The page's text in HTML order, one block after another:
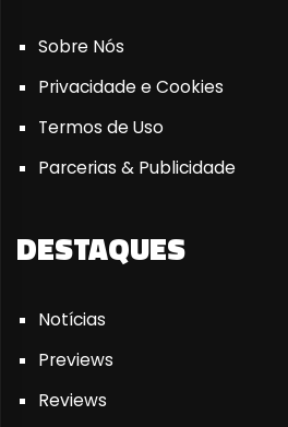
Sobre Nós
Privacidade e Cookies
Termos de Uso
Parcerias & Publicidade
DESTAQUES
Notícias
Previews
Reviews